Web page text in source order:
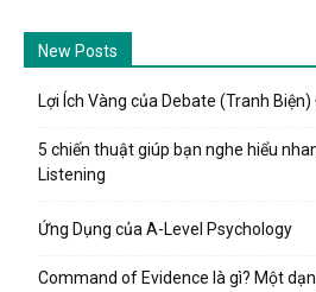
New Posts
Lợi Ích Vàng của Debate (Tranh Biện)
5 chiến thuật giúp bạn nghe hiểu
Listening
Ứng Dụng của A-Level Psychology
Command of Evidence là gì? Một